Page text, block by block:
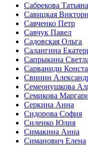
Сабрекова Татьяна
Савицкая
Савченко Петр
Савчук Павел
Садовская Ольга
Салангина
Сапрыкина
Сарваниди
Свинин
Семеонушкова
Семикова
Серкина Анна
Сидорова София
Силенко Юлия
Симакина Анна
Симанович Елена